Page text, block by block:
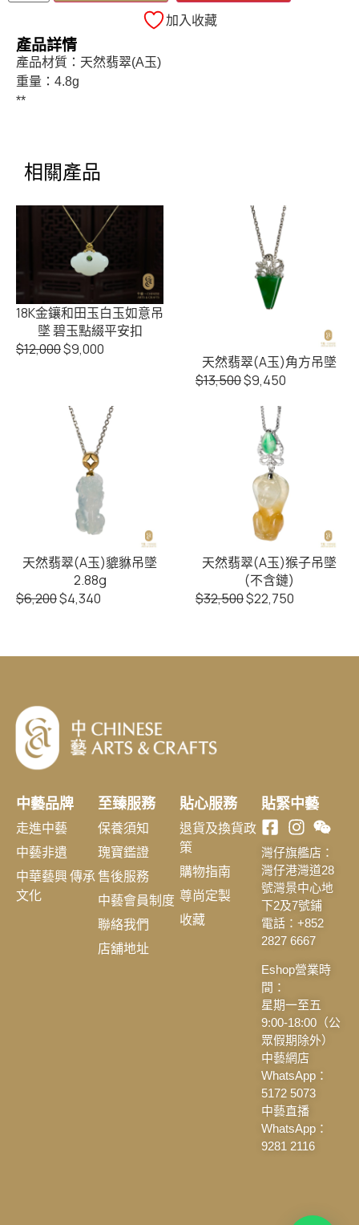
加入收藏
產品詳情
產品材質：天然翡翠(A玉)
重量：4.8g
**
相關產品
18K金鑲和田玉白玉如意吊
墜 碧玉點綴平安扣
$12,000$9,000
天然翡翠(A玉)角方吊墜
$13,500$9,450
天然翡翠(A玉)貔貅吊墜
2.88g
$6,200$4,340
天然翡翠(A玉)猴子吊墜
(不含鏈)
$32,500$22,750
中藝品牌
走進中藝
中藝非遺
中華藝興 傳承
文化
至臻服務
保養須知
瑰寶鑑證
售後服務
中藝會員制度
聯絡我們
店舖地址
貼心服務
退貨及換貨政
策
購物指南
尊尚定製
收藏
貼緊中藝
灣仔旗艦店：
灣仔港灣道28
號灣景中心地
下2及7號鋪
電話：+852
2827 6667
Eshop營業時
間：
星期一至五
9:00-18:00（公
眾假期除外）
中藝網店
WhatsApp：
5172 5073
中藝直播
WhatsApp：
9281 2116